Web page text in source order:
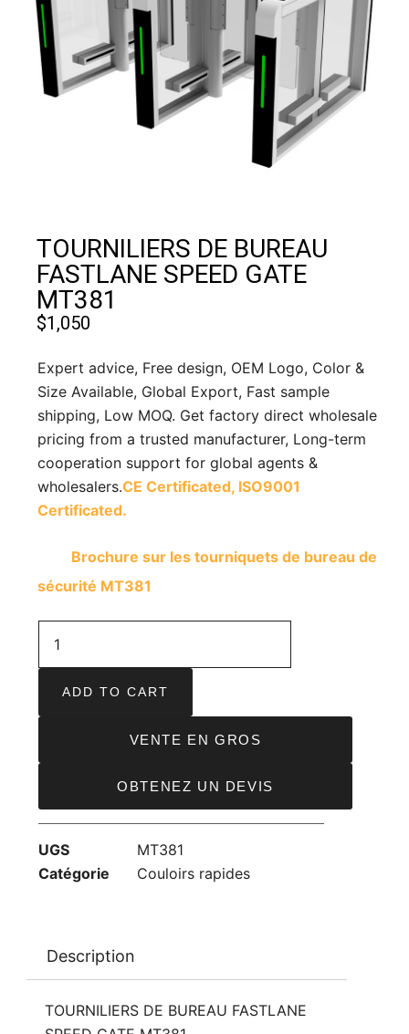
TOURNILIERS DE BUREAU
FASTLANE SPEED GATE
MT381
$1,050
Expert advice, Free design, OEM Logo, Color &
Size Available, Global Export, Fast sample
shipping, Low MOQ. Get factory direct wholesale
pricing from a trusted manufacturer, Long-term
cooperation support for global agents &
wholesalers.CE Certificated, ISO9001
Certificated.
Brochure sur les tourniquets de bureau de
sécurité MT381
ADD TO CART
VENTE EN GROS
OBTENEZ UN DEVIS
UGS
MT381
Catégorie
Couloirs rapides
Description
TOURNILIERS DE BUREAU FASTLANE